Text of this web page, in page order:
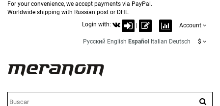
For your convenience, we accept payments via PayPal.
Worldwide shipping with Russian post or DHL.
Login with:
Account
Русский English Español Italian Deutsch $